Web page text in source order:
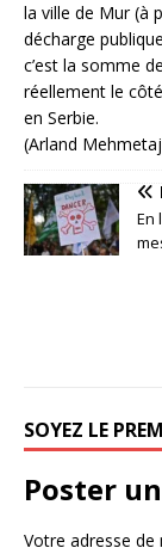
la ville de Mur (à
décharge
c’est la somme
réellement le
en Serbie.
(Arland
En
SOYEZ LE
Poster
Votre adresse de